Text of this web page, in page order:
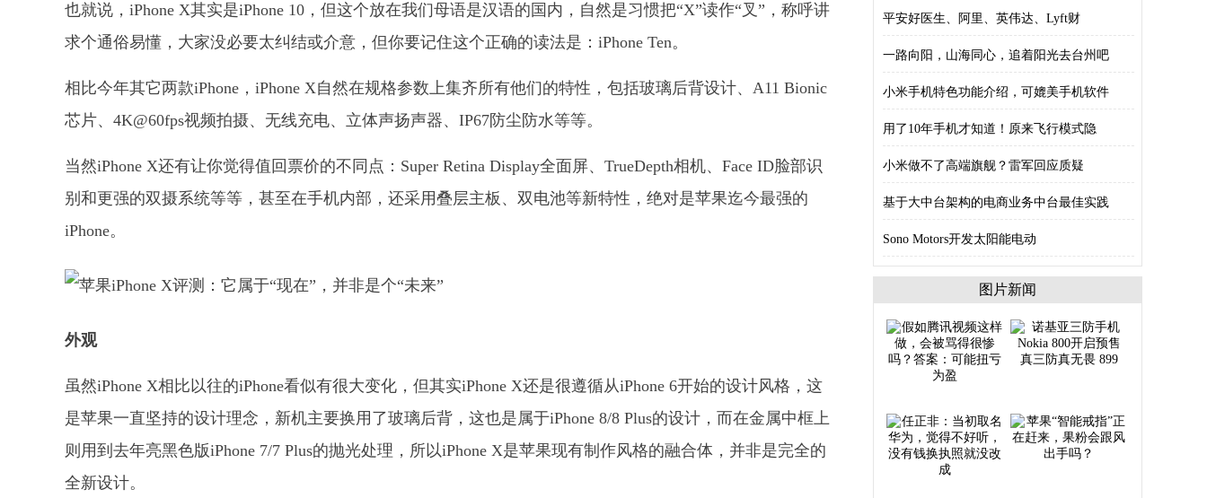
也就说，iPhone X其实是iPhone 10，但这个放在我们母语是汉语的国内，自然是习惯把“X”读作“叉”，称呼讲
求个通俗易懂，大家没必要太纠结或介意，但你要记住这个正确的读法是：iPhone Ten。
相比今年其它两款iPhone，iPhone X自然在规格参数上集齐所有他们的特性，包括玻璃后背设计、A11 Bionic
芯片、4K@60fps视频拍摄、无线充电、立体声扬声器、IP67防尘防水等等。
当然iPhone X还有让你觉得值回票价的不同点：Super Retina Display全面屏、TrueDepth相机、Face ID脸部识
别和更强的双摄系统等等，甚至在手机内部，还采用叠层主板、双电池等新特性，绝对是苹果迄今最强的
iPhone。
外观
虽然iPhone X相比以往的iPhone看似有很大变化，但其实iPhone X还是很遵循从iPhone 6开始的设计风格，这
是苹果一直坚持的设计理念，新机主要换用了玻璃后背，这也是属于iPhone 8/8 Plus的设计，而在金属中框上
则用到去年亮黑色版iPhone 7/7 Plus的抛光处理，所以iPhone X是苹果现有制作风格的融合体，并非是完全的
全新设计。
平安好医生、阿里、英伟达、Lyft财
一路向阳，山海同心，追着阳光去台州吧
小米手机特色功能介绍，可媲美手机软件
用了10年手机才知道！原来飞行模式隐
小米做不了高端旗舰？雷军回应质疑
基于大中台架构的电商业务中台最佳实践
Sono Motors开发太阳能电动
图片新闻